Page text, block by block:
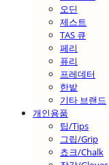
오딘
제스트
TAS 큐
페리
퓨리
프레데터
한밭
기타 브랜드
개인용품
팁/Tips
그립/Grip
쵸크/Chalk